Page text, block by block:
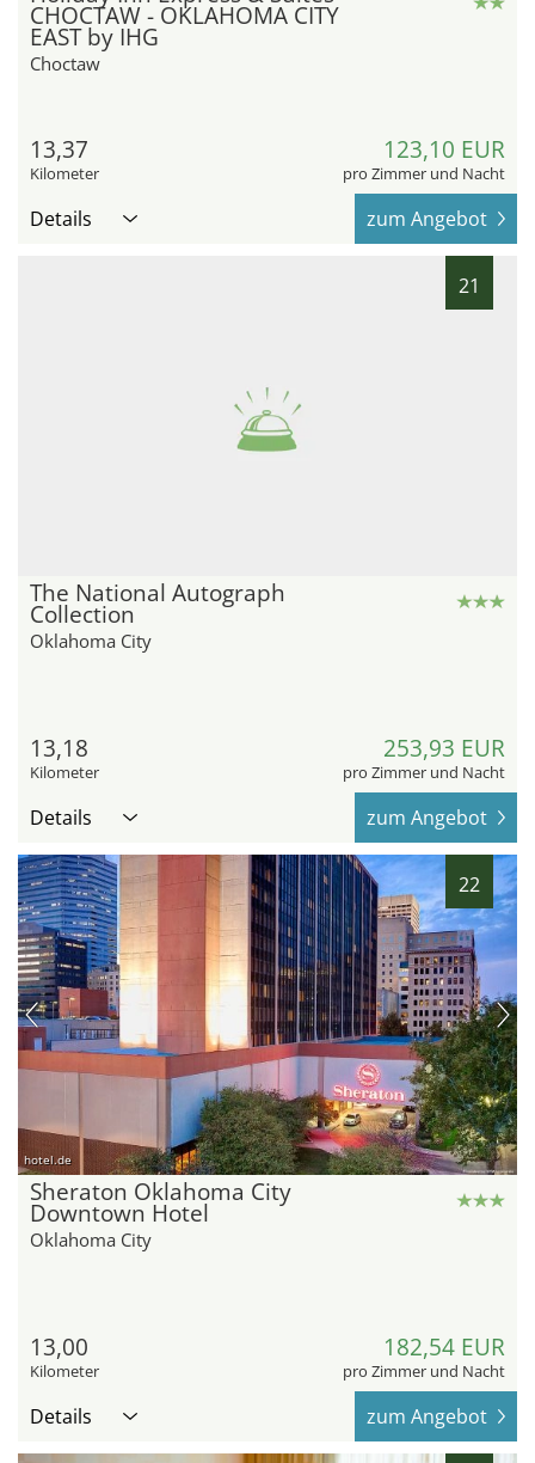
CHOCTAW - OKLAHOMA CITY
EAST by IHG
Choctaw
13,37
Kilometer
123,10 EUR
pro Zimmer und Nacht
Details zum Angebot
21
The National Autograph
Collection
Oklahoma City
13,18
Kilometer
253,93 EUR
pro Zimmer und Nacht
Details zum Angebot
22
hotel.de
Sheraton Oklahoma City
Downtown Hotel
Oklahoma City
13,00
Kilometer
182,54 EUR
pro Zimmer und Nacht
Details zum Angebot